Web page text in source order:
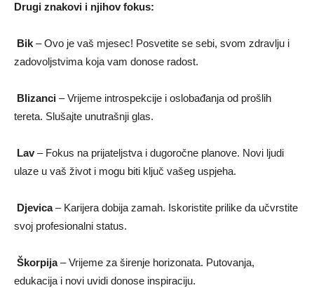
Drugi znakovi i njihov fokus:
Bik – Ovo je vaš mjesec! Posvetite se sebi, svom zdravlju i
zadovoljstvima koja vam donose radost.
Blizanci – Vrijeme introspekcije i oslobađanja od prošlih
tereta. Slušajte unutrašnji glas.
Lav– Fokus na prijateljstva i dugoročne planove. Novi ljudi
ulaze u vaš život i mogu biti ključ vašeg uspjeha.
Djevica– Karijera dobija zamah. Iskoristite prilike da učvrstite
svoj profesionalni status.
Škorpija– Vrijeme za širenje horizonata. Putovanja,
edukacija i novi uvidi donose inspiraciju.